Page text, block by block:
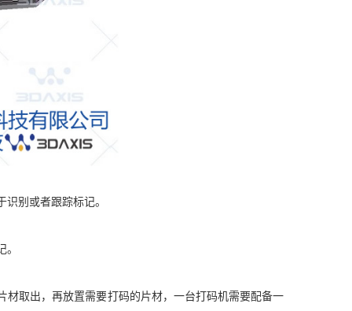
别或者跟踪标记。
取出，再放置需要打码的片材，一台打码机需要配备一